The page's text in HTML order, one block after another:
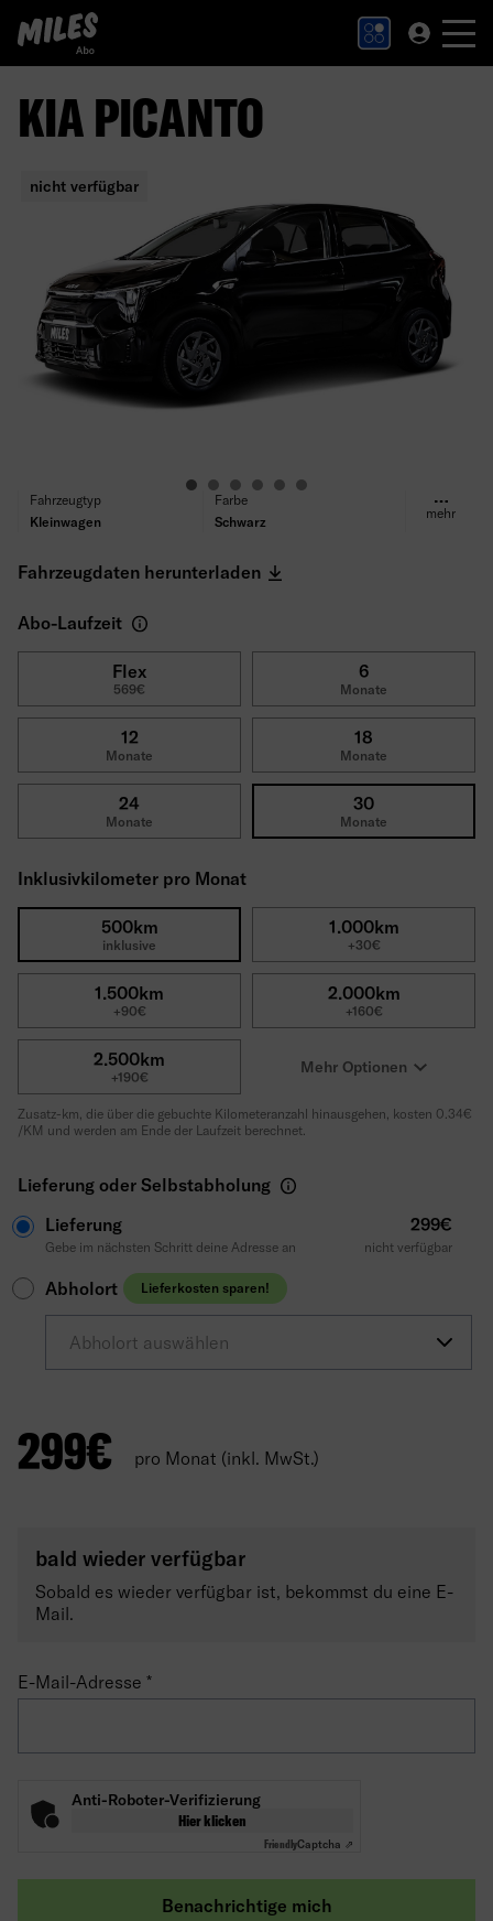
MILES Abo Logo. Zur Startseite.
KIA PICANTO
nicht verfügbar
Fahrzeugtyp
Kleinwagen
Farbe
Schwarz
Benzin
Automatik
Antrieb
Sitze/Türen
Leistung
46 kW (63 HP)
5.1 l/100km
CO₂ Emissionen (WLTP)
Selbstbeteiligung
Bruttolistenpreis
mehr
Fahrzeugdaten herunterladen
Abo-Laufzeit
Flex
569€
6
Monate
12
Monate
18
Monate
24
Monate
30
Monate
Inklusivkilometer pro Monat
500km
inklusive
1.000km
+30€
1.500km
+90€
2.000km
+160€
2.500km
+190€ Mehr Optionen
Zusatz-km, die über die gebuchte Kilometeranzahl hinausgehen, kosten 0.34€
/KM und werden am Ende der Laufzeit berechnet.
Lieferung oder Selbstabholung
Lieferung
Gebe im nächsten Schritt deine Adresse an
299€
nicht verfügbar
Abholort Lieferkosten sparen!
Abholort auswählen
299€ pro Monat (inkl. MwSt.)
bald wieder verfügbar
Sobald es wieder verfügbar ist, bekommst du eine E-
Mail.
E-Mail-Adresse
Anti-Roboter-Verifizierung
Hier klicken
FriendlyCaptcha ⇗
Benachrichtige mich